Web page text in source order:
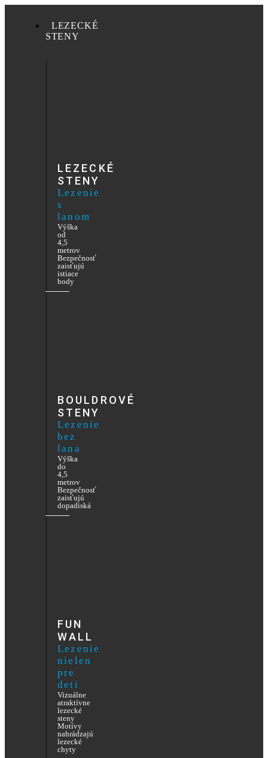
LEZECKÉ
STENY
LEZECKÉ
STENY
Lezenie
s
lanom
Výška
od
4,5
metrov
Bezpečnosť
zaisťujú
istiace
body
BOULDROVÉ
STENY
Lezenie
bez
lana
Výška
do
4,5
metrov
Bezpečnosť
zaisťujú
dopadiská
FUN
WALL
Lezenie
nielen
pre
deti
Vizuálne
atraktívne
lezecké
steny
Motívy
nahrádzajú
lezecké
chyty